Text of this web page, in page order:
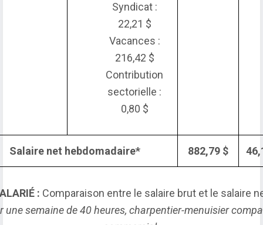
Syndicat :
22,21 $
Vacances :
216,42 $
Contribution
sectorielle :
0,80 $
Salaire net hebdomadaire* 882,79 $
: Comparaison entre le salaire brut et le salaire
une semaine de 40 heures, charpentier-menuisier